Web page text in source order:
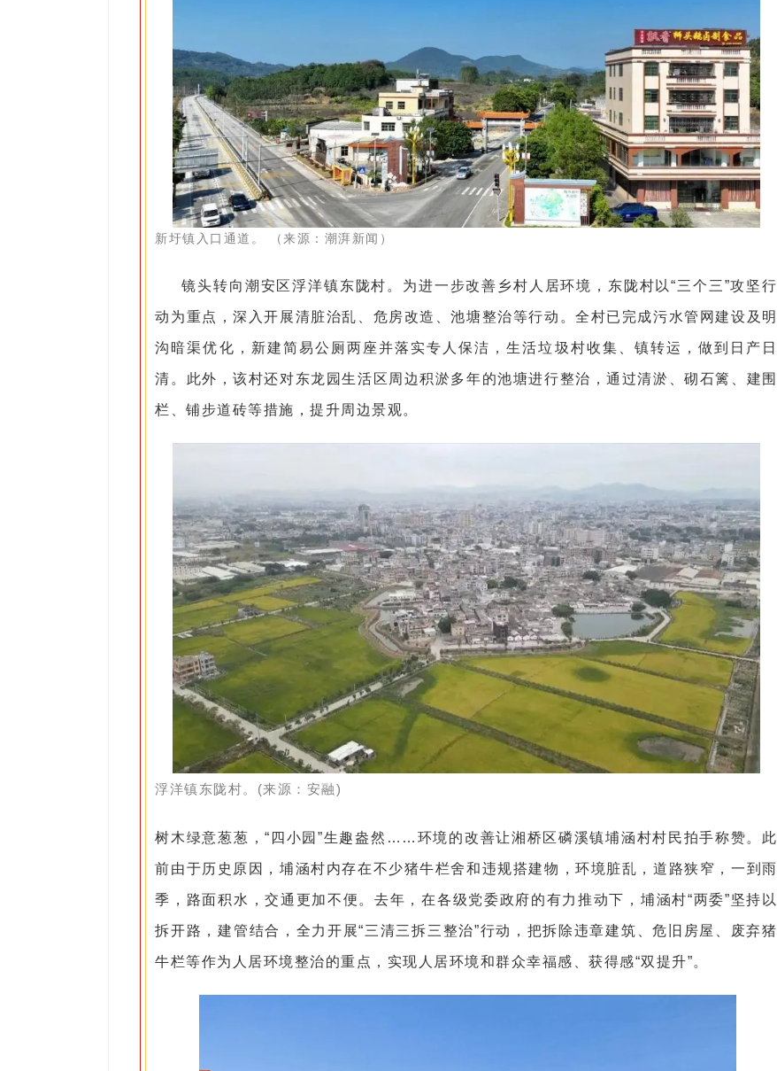
新圩镇入口通道。 （来源：潮湃新闻）
镜头转向潮安区浮洋镇东陇村。为进一步改善乡村人居环境，东陇村以“三个三”攻坚行
动为重点，深入开展清脏治乱、危房改造、池塘整治等行动。全村已完成污水管网建设及明
沟暗渠优化，新建简易公厕两座并落实专人保洁，生活垃圾村收集、镇转运，做到日产日
清。此外，该村还对东龙园生活区周边积淤多年的池塘进行整治，通过清淤、砌石篱、建围
栏、铺步道砖等措施，提升周边景观。
浮洋镇东陇村。(来源：安融)
树木绿意葱葱，“四小园”生趣盎然……环境的改善让湘桥区磷溪镇埔涵村村民拍手称赞。此
前由于历史原因，埔涵村内存在不少猪牛栏舍和违规搭建物，环境脏乱，道路狭窄，一到雨
季，路面积水，交通更加不便。去年，在各级党委政府的有力推动下，埔涵村“两委”坚持以
拆开路，建管结合，全力开展“三清三拆三整治”行动，把拆除违章建筑、危旧房屋、废弃猪
牛栏等作为人居环境整治的重点，实现人居环境和群众幸福感、获得感“双提升”。